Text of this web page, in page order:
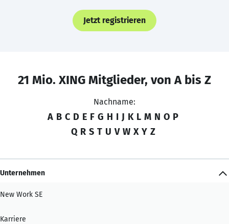
Jetzt registrieren
21 Mio. XING Mitglieder, von A bis Z
Nachname:
A B C D E F G H I J K L M N O P
Q R S T U V W X Y Z
Unternehmen
New Work SE
Karriere